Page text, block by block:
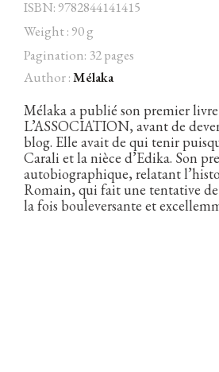
Facebook
ISBN: 9782844141415
Weight : 90 g
Pagination: 32 pages
Author :Mélaka
Mélaka a publié son premier
L’ASSOCIATION, avant de
blog. Elle avait de qui tenir
Carali et la nièce d’Edika. Son
autobiographique, relatant
Romain, qui fait une tentative de
la fois bouleversante et